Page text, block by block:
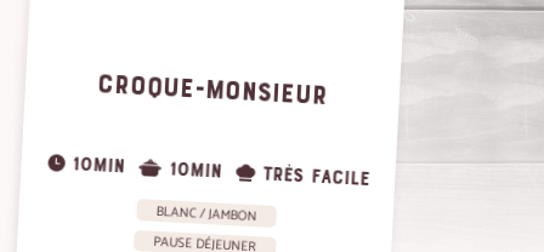
CROQUE-MONSIEUR
10MIN 10MIN TRÈS FACILE
BLANC / JAMBON
PAUSE DÉJEUNER